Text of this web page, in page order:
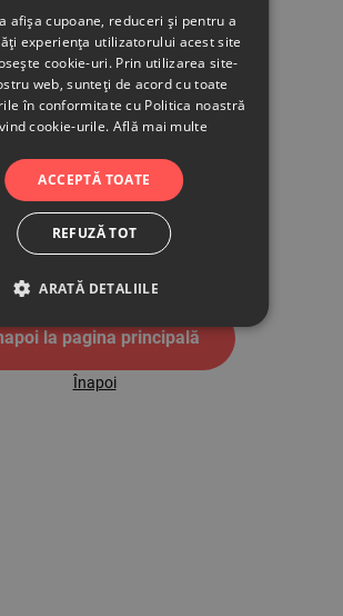
500
la pagina principală
Înapoi
afișa cupoane, reduceri și pentru a
experiența utilizatorului acest site
cookie-uri. Prin utilizarea site-
web, sunteți de acord cu toate
în conformitate cu Politica noastră
cookie-urile. Află mai multe
ACCEPTĂ TOATE
REFUZĂ TOT
ARATĂ DETALIILE